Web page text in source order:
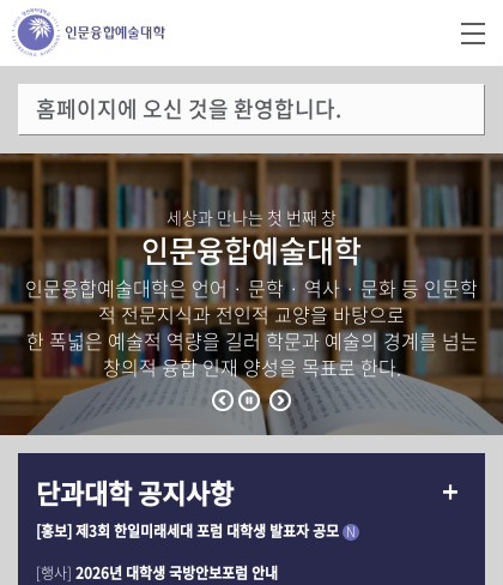
홈페이지에 오신 것을 환영합니다.
세상과 만나는 첫 번째 창
인문융합예술대학
인문융합예술대학은 언어 · 문학 · 역사 · 문화 등 인문학
적 전문지식과 전인적 교양을 바탕으로
한 폭넓은 예술적 역량을 길러 학문과 예술의 경계를 넘는
창의적 융합 인재 양성을 목표로 한다.
단과대학 공지사항
[홍보] 제3회 한일미래세대 포럼 대학생 발표자 공모 N
[행사] 2026년 대학생 국방안보포럼 안내